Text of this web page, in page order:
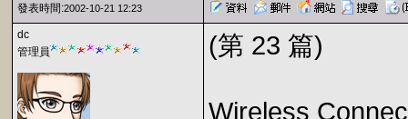
發表時間:2002-10-21 12:23
dc
管理員
(第 23 篇)
Wireless